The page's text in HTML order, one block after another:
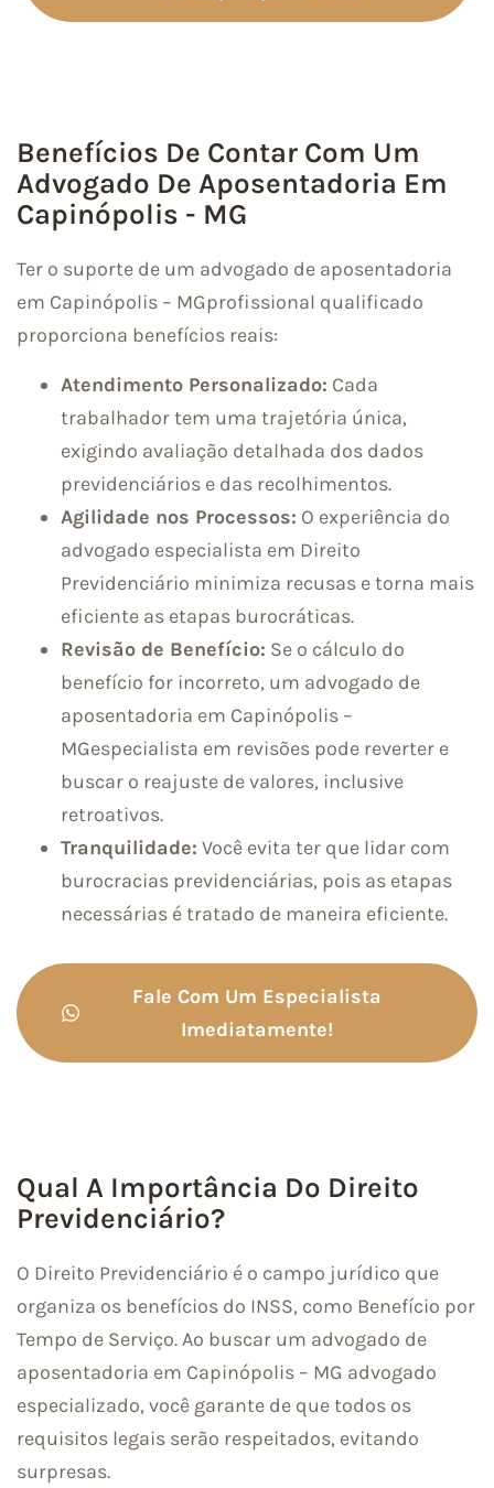
Benefícios De Contar Com Um
Advogado De Aposentadoria Em
Capinópolis - MG
Ter o suporte de um advogado de aposentadoria
em Capinópolis – MGprofissional qualificado
proporciona benefícios reais:
Atendimento Personalizado: Cada
trabalhador tem uma trajetória única,
exigindo avaliação detalhada dos dados
previdenciários e das recolhimentos.
Agilidade nos Processos: O experiência do
advogado especialista em Direito
Previdenciário minimiza recusas e torna mais
eficiente as etapas burocráticas.
Revisão de Benefício: Se o cálculo do
benefício for incorreto, um advogado de
aposentadoria em Capinópolis –
MGespecialista em revisões pode reverter e
buscar o reajuste de valores, inclusive
retroativos.
Tranquilidade: Você evita ter que lidar com
burocracias previdenciárias, pois as etapas
necessárias é tratado de maneira eficiente.
Fale Com Um Especialista
Imediatamente!
Qual A Importância Do Direito
Previdenciário?
O Direito Previdenciário é o campo jurídico que
organiza os benefícios do INSS, como Benefício por
Tempo de Serviço. Ao buscar um advogado de
aposentadoria em Capinópolis – MG advogado
especializado, você garante de que todos os
requisitos legais serão respeitados, evitando
surpresas.